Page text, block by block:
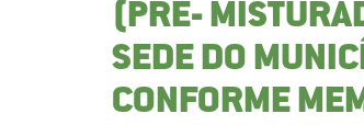
(PRÉ-
SEDE DO
CONFORME